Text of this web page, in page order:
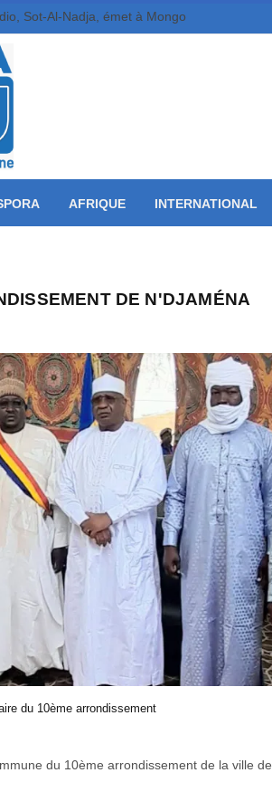
Sot-Al-Nadja, émet à Mongo
AFRIQUE INTERNATIONAL
DE N'DJAMÉNA
du 10ème arrondissement
du 10ème arrondissement de la ville de